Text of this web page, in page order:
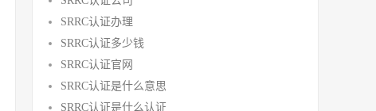
SRRC认证办理
SRRC认证多少钱
SRRC认证官网
SRRC认证是什么意思
SRRC认证是什么认证